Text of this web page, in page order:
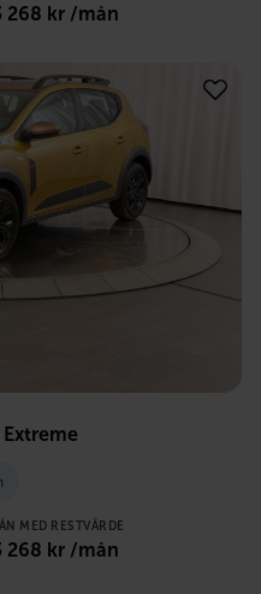
268 kr /mån
MED RESTVÄRDE
268 kr /mån